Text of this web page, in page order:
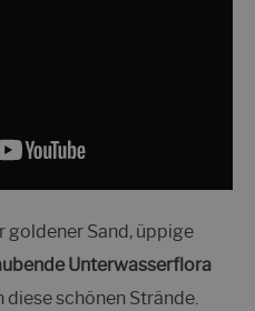
goldener Sand, üppige
Unterwasserflora
schönen Strände.